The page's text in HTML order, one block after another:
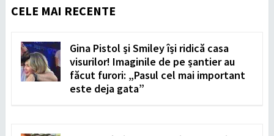
CELE MAI RECENTE
Gina Pistol și Smiley își ridică casa
visurilor! Imaginile de pe șantier au
făcut furori: „Pasul cel mai important
este deja gata”